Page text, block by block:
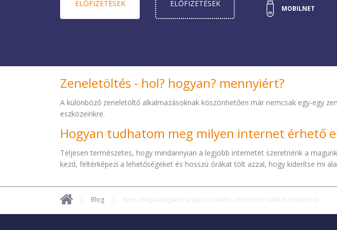
ELŐ­FIZETÉSEK
ELŐ­FIZETÉSEK
MOBILNET
MOBILNET
Zeneletöltés - hol? hogyan? mennyiért?
A különböző zeneletöltő alkalmazásoknak köszönhetően már nemcsak egy-egy
eszközeinkre.
Hogyan tudhatom meg milyen internet érhető
Teljesen természetes, hogy mindannyian a legjobb internetet szeretnénk a
kezd, feltérképezi a lehetőségeket és hosszú órákat tölt azzal, hogy kiderítse mi
Blog Nem drága Magyarországon a Netflix, de lehetne sokkal olcsóbb is